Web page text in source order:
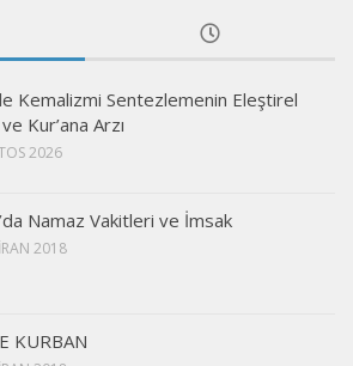
Kemalizmi Sentezlemenin Eleştirel
Kur’ana Arzı
2026
Namaz Vakitleri ve İmsak
2018
KURBAN